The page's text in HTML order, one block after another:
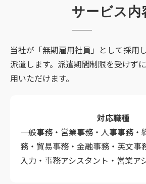
サービス内
当社が「無期雇用社員」として採用
派遣します。派遣期間制限を受けず
用いただけます。
対応職種
一般事務・営業事務・人事事務・
務・貿易事務・金融事務・英文事
入力・事務アシスタント・営業ア